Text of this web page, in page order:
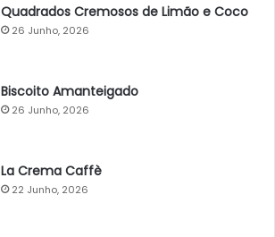
Quadrados Cremosos de Limão e Coco
26 Junho, 2026
Biscoito Amanteigado
26 Junho, 2026
La Crema Caffè
22 Junho, 2026